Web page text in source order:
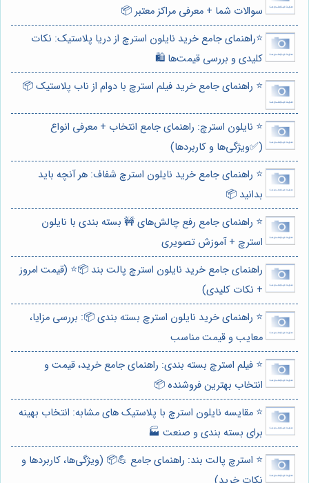
سوالات شما + معرفی مراکز معتبر 📦
⭐️راهنمای جامع خرید نایلون استرچ از دریا پلاستیک: نکات
کلیدی و بررسی قیمت‌ها 🛍️
⭐️ راهنمای جامع خرید فیلم استرچ با دوام از ناب پلاستیک 📦
⭐️ نایلون استرچ: راهنمای جامع انتخاب + معرفی انواع
(✅ویژگی‌ها و کاربردها)
⭐️ راهنمای جامع خرید نایلون استرچ شفاف: هر آنچه باید
بدانید 📦
⭐️ راهنمای جامع رفع چالش‌های 🚧 بسته بندی با نایلون
استرچ + آموزش تصویری
راهنمای جامع خرید نایلون استرچ پالت بند 📦⭐️ (قیمت امروز
+ نکات کلیدی)
⭐️ راهنمای خرید نایلون استرچ بسته بندی 📦: بررسی مزایا،
معایب و قیمت مناسب
⭐️ فیلم استرچ بسته بندی: راهنمای جامع خرید، قیمت و
انتخاب بهترین فروشنده 📦
⭐️ مقایسه نایلون استرچ با پلاستیک های مشابه: انتخاب بهینه
برای بسته بندی و صنعت 🏭
⭐️ استرچ پالت بند: راهنمای جامع 💪📦 (ویژگی‌ها، کاربردها و